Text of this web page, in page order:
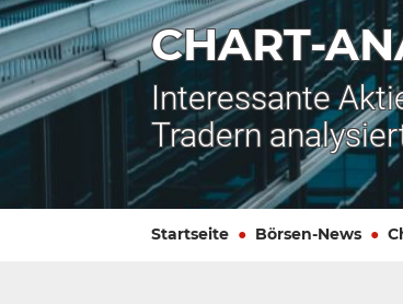
CHART-
Interessante
Tradern
Startseite Börsen-News